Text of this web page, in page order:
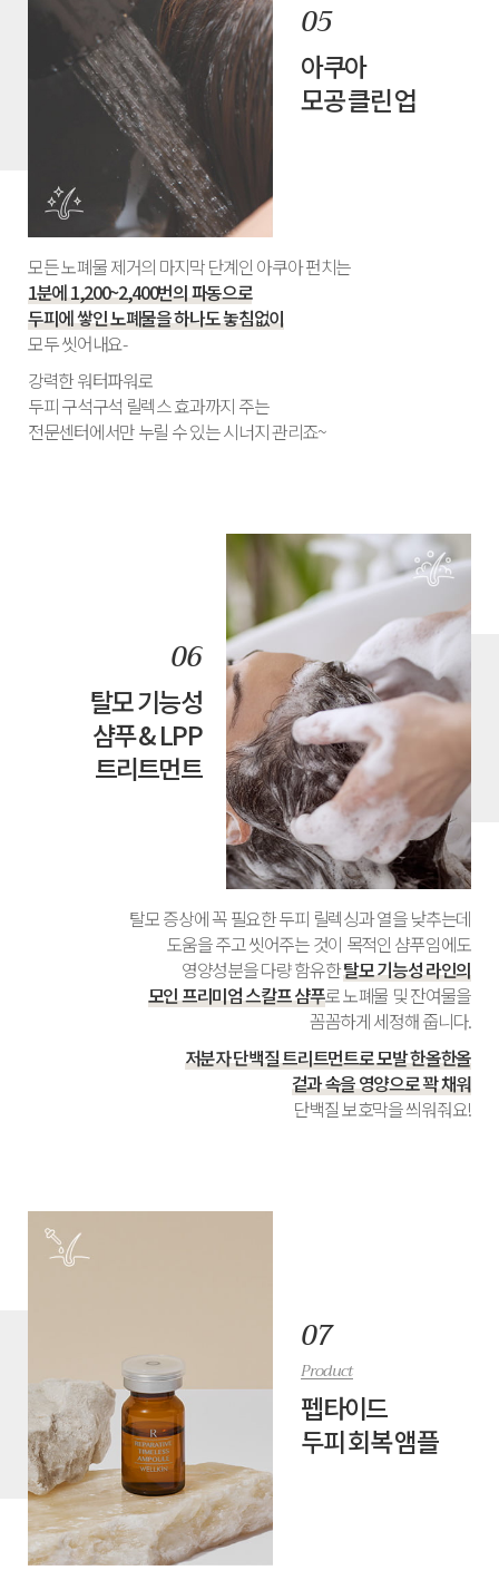
아쿠아
모공 클린 업
모든 노폐물 제거의 마지막 단계인 아쿠아 펀치는
1분에 1,200~2,400번의 파동으로
두피에 쌓인 노폐물을 하나도 놓침없이
모두 씻어내요-
강력한 워터파워로
두피 구석구석 릴렉스 효과까지 주는
전문센터에서만 누릴 수 있는 시너지 관리죠~
탈모 기능성
샴푸 & LPP
트리트먼트
탈모 증상에 꼭 필요한 두피 릴렉싱과 열을 낮추는데
도움을 주고 씻어주는 것이 목적인 샴푸임에도
영양성분을 다량 함유한탈모 기능성 라인의
모인 프리미엄 스칼프 샴푸로 노폐물 및 잔여물을
꼼꼼하게 세정해 줍니다.
저분자 단백질 트리트먼트로 모발 한올한올
겉과 속을 영양으로 꽉 채워
단백질 보호막을 씌워줘요!
Product
펩타이드
두피 회복 앰플